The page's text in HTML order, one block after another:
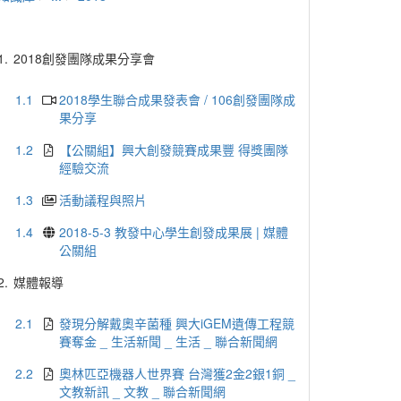
2018創發團隊成果分享會
1.1
2018學生聯合成果發表會 / 106創發團隊成
果分享
1.2
【公關組】興大創發競賽成果豐 得獎團隊
經驗交流
1.3
活動議程與照片
1.4
2018-5-3 教發中心學生創發成果展 | 媒體
公關組
媒體報導
2.1
發現分解戴奧辛菌種 興大iGEM遺傳工程競
賽奪金 _ 生活新聞 _ 生活 _ 聯合新聞網
2.2
奧林匹亞機器人世界賽 台灣獲2金2銀1銅 _
文教新訊 _ 文教 _ 聯合新聞網